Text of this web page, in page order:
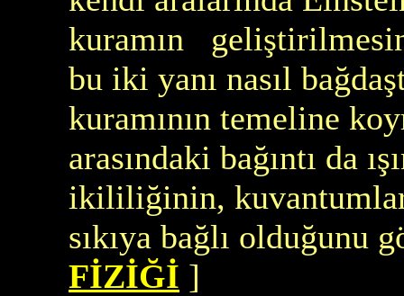
kuramın
bu iki yanı nasıl
kuramının temeline
arasındaki bağıntı da
ikililiğinin,
sıkıya bağlı olduğunu
FİZİĞİ ]